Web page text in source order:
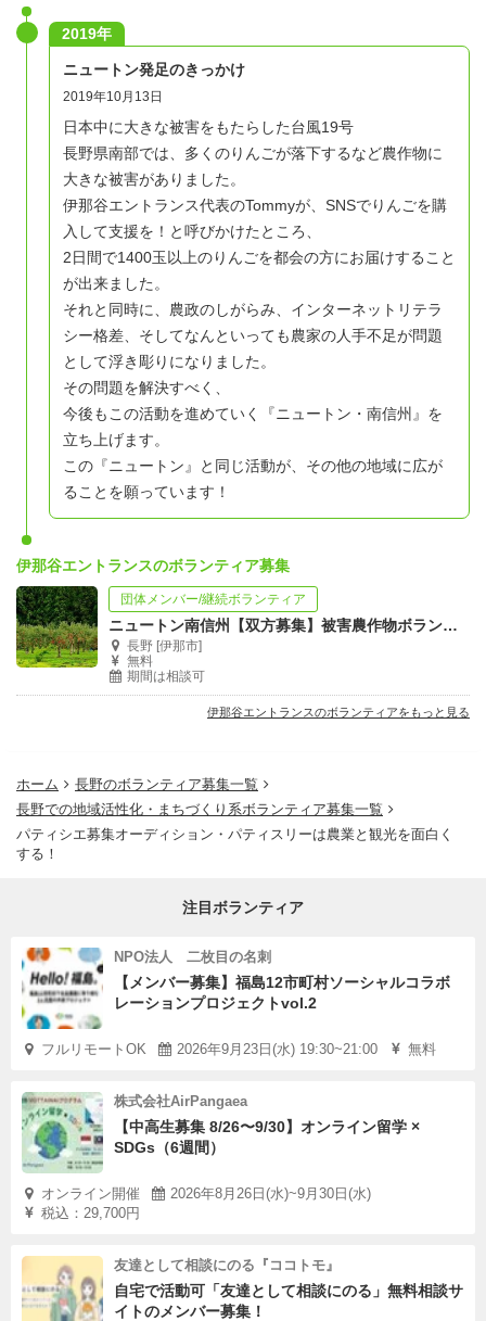
【農協を通らなくても、味には人一倍の自信】
こだわり過ぎて、独自の手法で栽培する農家さん。
それゆえ、農協を通さない（通れない）果物も多くありま
農協を通さなくても良いものは良い。
それ以上にこだわっているからこそ、特段にオイシイモノ
もある！
≪農業×観光÷パティスリー＝関係人口創造事業≫
この農業課題を打破すべく
【規格外果物を使い】【直売農家さんの果物を多く使い】
日本一の伊那谷なら、日本一のフルーツタルトの村にして
みよう！
そこでしか味わえない体験を提供できる、着地型観光。
私たちが広げたい ≪キャンペリ≫の舞台となります。
キャン/can = 出来る ペリ/experience =体験
≪自身のブランドを立ち上げたいパティシエにとっては至
れり尽くせり≫
地域おこし協力隊（※）として、中川村に移住し、当プロ
ジェクトの一員になるパティシエを募集します。
立ち上げ準備やプレオープンイベント、グランドオープン
のその後まで。
官民連携の運営事務局が全面サポートします。
地域おこし協力隊として属する中川村の職員はもちろん、
地元で活躍している民間の観光業事業者、飲食店経営者、
また、チームのメンターとして首都圏で活躍する飲食業界
2019年
ニュートン発足のきっかけ
2019年10月13日
日本中に大きな被害をもたらした台風19号
長野県南部では、多くのりんごが落下するなど農作物に
大きな被害がありました。
伊那谷エントランス代表のTommyが、SNSでりんごを購
入して支援を！と呼びかけたところ、
2日間で1400玉以上のりんごを都会の方にお届けすること
が出来ました。
それと同時に、農政のしがらみ、インターネットリテラ
シー格差、そしてなんといっても農家の人手不足が問題
として浮き彫りになりました。
その問題を解決すべく、
今後もこの活動を進めていく『ニュートン・南信州』を
立ち上げます。
この『ニュートン』と同じ活動が、その他の地域に広が
ることを願っています！
伊那谷エントランスのボランティア募集
団体メンバー/継続ボランティア
ニュートン南信州【双方募集】被害農作物ボランティア⇔農家
長野 [伊那市]
無料
期間は相談可
伊那谷エントランスのボランティアをもっと見る
ホーム
長野のボランティア募集一覧
長野での地域活性化・まちづくり系ボランティア募集一覧
パティシエ募集オーディション・パティスリーは農業と観光を面白く
する！
注目ボランティア
NPO法人 二枚目の名刺
【メンバー募集】福島12市町村ソーシャルコラボ
レーションプロジェクトvol.2
フルリモートOK 2026年9月23日(水) 19:30~21:00 無料
株式会社AirPangaea
【中高生募集 8/26〜9/30】オンライン留学 ×
SDGs（6週間）
オンライン開催
2026年8月26日(水)~9月30日(水)
税込：29,700円
友達として相談にのる『ココトモ』
自宅で活動可「友達として相談にのる」無料相談サ
イトのメンバー募集！